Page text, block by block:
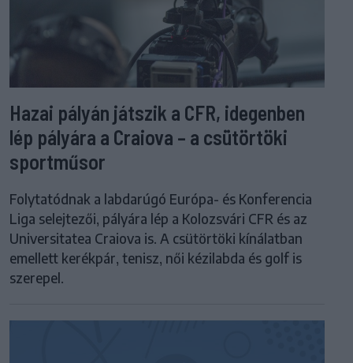
Hazai pályán játszik a CFR, idegenben
lép pályára a Craiova – a csütörtöki
sportműsor
Folytatódnak a labdarúgó Európa- és Konferencia
Liga selejtezői, pályára lép a Kolozsvári CFR és az
Universitatea Craiova is. A csütörtöki kínálatban
emellett kerékpár, tenisz, női kézilabda és golf is
szerepel.